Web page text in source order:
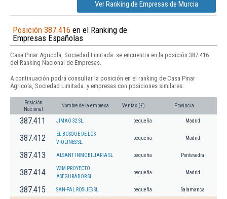
Ver Ranking de Empresas de Murcia
Posición 387.416 en el Ranking de
Empresas Españolas
Casa Pinar Agricola, Sociedad Limitada. se encuentra en la posición 387.416
del Ranking Nacional de Empresas.
A continuación podrá consultar la posición en el ranking de Casa Pinar
Agricola, Sociedad Limitada. y empresas con posiciones similares:
Posición
Nacional
Nombre de la empresa Ventas (€) Provincia
387.411 JIMAO 32 SL. pequeña Madrid
387.412
EL BOSQUE DE LOS
VIOLINES SL.
pequeña Madrid
387.413 ALSANT INMOBILIARIA SL pequeña Pontevedra
387.414
V3M PROYECTO
ASEGURADOR SL.
pequeña Madrid
387.415 SAN-PAL ROSIJES SL. pequeña Salamanca